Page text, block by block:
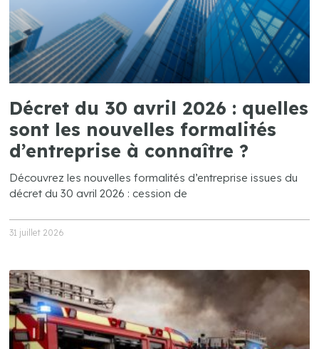
Décret du 30 avril 2026 : quelles
sont les nouvelles formalités
d’entreprise à connaître ?
Découvrez les nouvelles formalités d’entreprise issues du
décret du 30 avril 2026 : cession de
31 juillet 2026